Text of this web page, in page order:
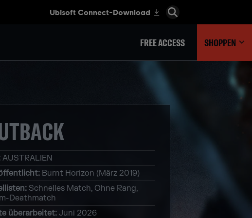
FREE ACCESS SHOPPEN
AUSTRALIEN
: Burnt Horizon (März 2019)
: Schnelles Match, Ohne Rang,
Deathmatch
überarbeitet: Juni 2026